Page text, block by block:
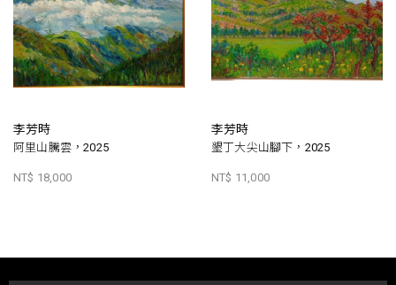
李芳時
阿里山騰雲，2025
NT$ 18,000
李芳時
墾丁大尖山腳下，2025
NT$ 11,000